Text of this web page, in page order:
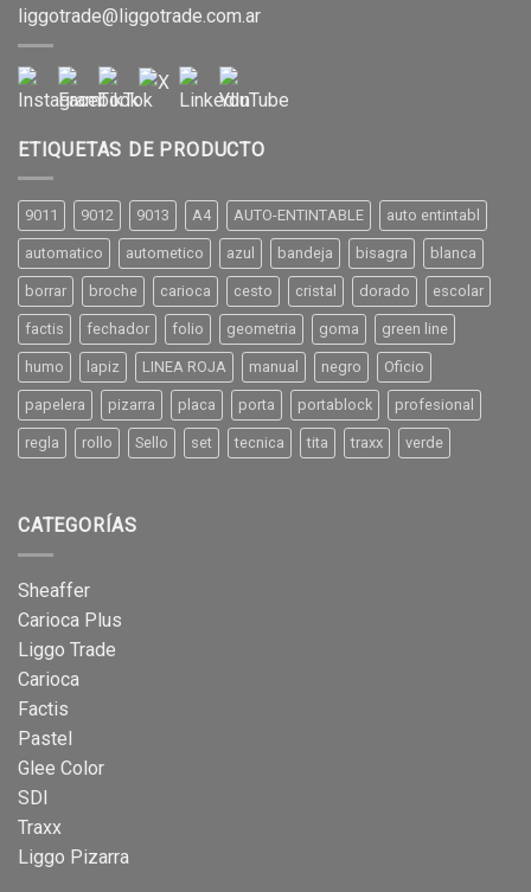
liggotrade@liggotrade.com.ar
ETIQUETAS DE PRODUCTO
9011 9012 9013 A4 AUTO-ENTINTABLE auto entintabl
automatico autometico azul bandeja bisagra blanca
borrar broche carioca cesto cristal dorado escolar
factis fechador folio geometria goma green line
humo lapiz LINEA ROJA manual negro Oficio
papelera pizarra placa porta portablock profesional
regla rollo Sello set tecnica tita traxx verde
CATEGORÍAS
Sheaffer
Carioca Plus
Liggo Trade
Carioca
Factis
Pastel
Glee Color
SDI
Traxx
Liggo Pizarra